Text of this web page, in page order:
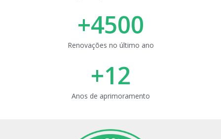
Renovações no último ano
+4500
Anos de aprimoramento
+12